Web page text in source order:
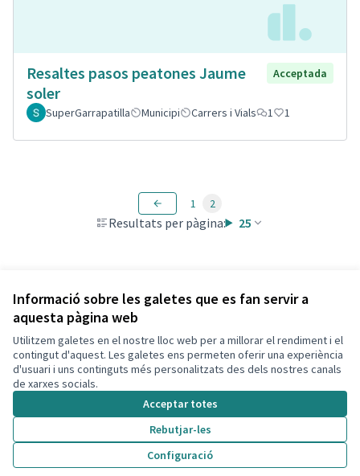
Informació sobre les galetes que es fan servir a
aquesta pàgina web
Utilitzem galetes en el nostre lloc web per a millorar el rendiment i el
contingut d'aquest. Les galetes ens permeten oferir una experiència
d'usuari i uns continguts més personalitzats des dels nostres canals
de xarxes socials.
Acceptar totes
Rebutjar-les
Configuració
Resaltes pasos peatones Jaume
soler
Acceptada
SuperGarrapatilla Municipi Carrers i Vials 1 1
Resultats per pàgina: 25
1 2
Veure totes les propostes retirades
Termes i condicions d'ús
Configuració de les galetes
Decidim Calafell a X
(Enllaç extern)
Decidim Calafell a Facebook
Decidim Calafell a YouTube
Decidim Calafell a GitHub
(Enllaç extern)
Web creada ambprogramari lliure .
Amb
(Enllaç